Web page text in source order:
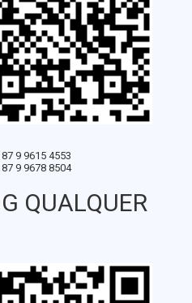
87 9 9615 4553
87 9 9678 8504
QUALQUER